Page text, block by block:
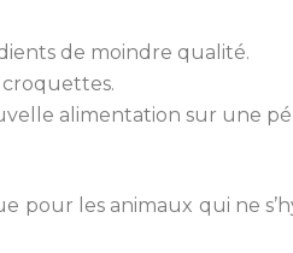
de moindre qualité.
alimentation sur une
les animaux qui ne